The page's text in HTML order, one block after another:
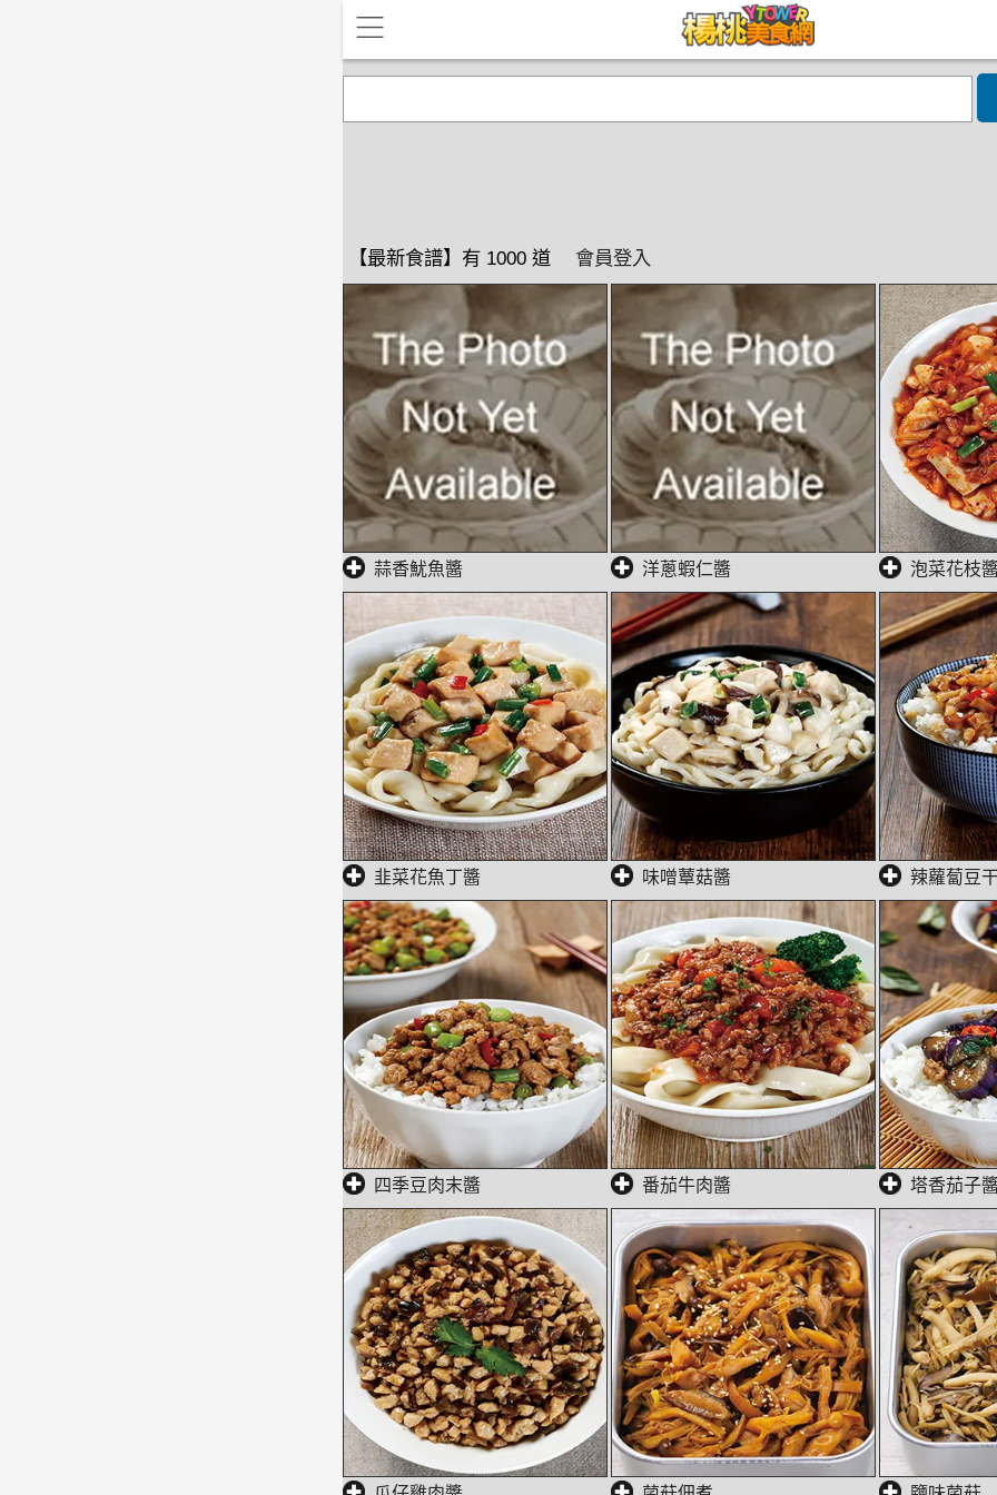
【最新食譜】有 1000 道 會員登入
蒜香魷魚醬 洋蔥蝦仁醬 泡菜花枝
韭菜花魚丁醬 味噌蕈菇醬 辣蘿蔔豆
四季豆肉末醬 番茄牛肉醬 塔香茄子